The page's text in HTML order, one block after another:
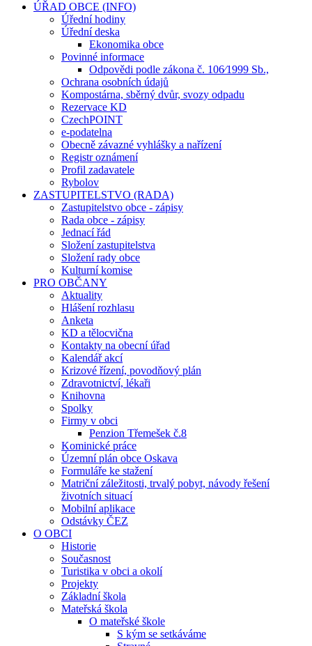
ÚŘAD OBCE (INFO)
Úřední hodiny
Úřední deska
Ekonomika obce
Povinné informace
Odpovědi podle zákona č. 106⁄1999 Sb.,
Ochrana osobních údajů
Kompostárna, sběrný dvůr, svozy odpadu
Rezervace KD
CzechPOINT
e-podatelna
Obecně závazné vyhlášky a nařízení
Registr oznámení
Profil zadavatele
Rybolov
ZASTUPITELSTVO (RADA)
Zastupitelstvo obce - zápisy
Rada obce - zápisy
Jednací řád
Složení zastupitelstva
Složení rady obce
Kulturní komise
PRO OBČANY
Aktuality
Hlášení rozhlasu
Anketa
KD a tělocvična
Kontakty na obecní úřad
Kalendář akcí
Krizové řízení, povodňový plán
Zdravotnictví, lékaři
Knihovna
Spolky
Firmy v obci
Penzion Třemešek č.8
Kominické práce
Územní plán obce Oskava
Formuláře ke stažení
Matriční záležitosti, trvalý pobyt, návody řešení
životních situací
Mobilní aplikace
Odstávky ČEZ
O OBCI
Historie
Současnost
Turistika v obci a okolí
Projekty
Základní škola
Mateřská škola
O mateřské škole
S kým se setkáváme